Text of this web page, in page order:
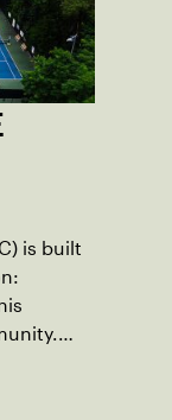
is built